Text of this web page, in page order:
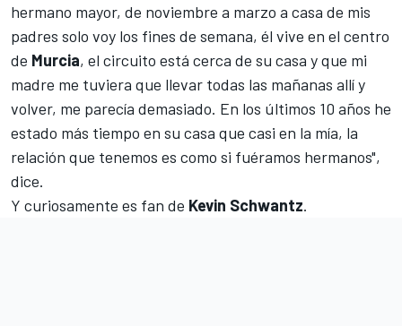
hermano mayor, de noviembre a marzo a casa de mis
padres solo voy los fines de semana, él vive en el centro
de Murcia, el circuito está cerca de su casa y que mi
madre me tuviera que llevar todas las mañanas allí y
volver, me parecía demasiado. En los últimos 10 años he
estado más tiempo en su casa que casi en la mía, la
relación que tenemos es como si fuéramos hermanos",
dice.
Y curiosamente es fan de Kevin Schwantz.